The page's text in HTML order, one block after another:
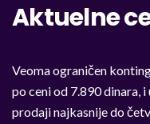
Aktuelne
Veoma ograničen
po ceni od 7.890 dinara,
prodaji najkasnije do